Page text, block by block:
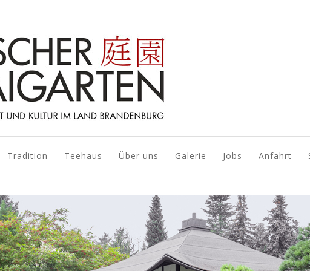
Tradition Teehaus Über uns Galerie Jobs Anfahrt